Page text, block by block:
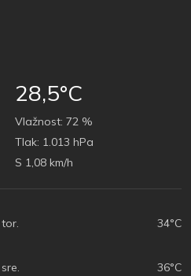
28,5°C
Vlažnost: 72 %
Tlak: 1.013 hPa
S 1,08 km/h
tor. 34°C
sre. 36°C